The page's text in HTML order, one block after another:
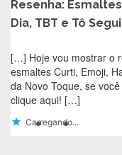
Resenha:
Dia, TBT e Tô
[…] Hoje vou mostrar o
esmaltes Curti, Emoji,
da Novo Toque, se
clique aqui! […]
Carregando...